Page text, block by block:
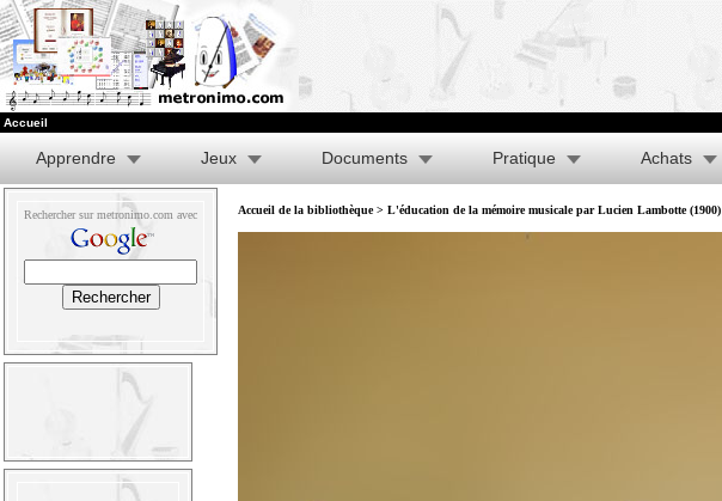
Accueil
Apprendre Jeux Documents Pratique Achats
Rechercher sur metronimo.com avec Accueil de la bibliothèque> L'éducation de la mémoire musicale par Lucien Lambotte (1900)